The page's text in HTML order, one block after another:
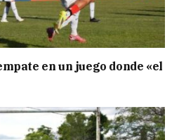
en un juego donde «el